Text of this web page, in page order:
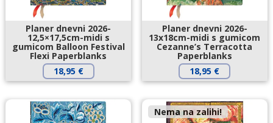
Planer dnevni 2026-
12,5×17,5cm-midi s
gumicom Balloon Festival
Flexi Paperblanks
18,95 €
Planer dnevni 2026-
13x18cm-midi s gumicom
Cezanne’s Terracotta
Paperblanks
18,95 €
Nema na zalihi!